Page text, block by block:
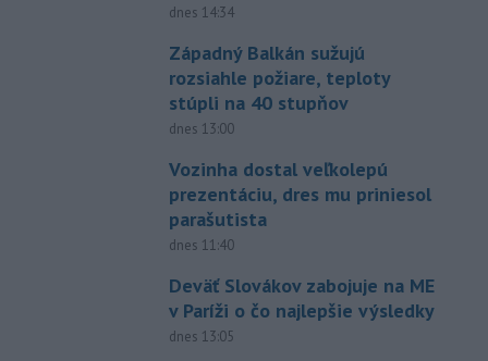
dnes 14:34
Západný Balkán sužujú
rozsiahle požiare, teploty
stúpli na 40 stupňov
dnes 13:00
Vozinha dostal veľkolepú
prezentáciu, dres mu priniesol
parašutista
dnes 11:40
Deväť Slovákov zabojuje na ME
v Paríži o čo najlepšie výsledky
dnes 13:05